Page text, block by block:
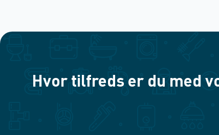
Hvor tilfreds er du med